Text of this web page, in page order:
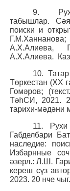
9.
табышлар.
поиски и
А.Х.Алиева,
А.Х.Алиева.
10.
Төркестан (XX
Гомәров;
ТәһСИ, 2021.
тарихи-мәдәни
11.
Габделбари
наследие:
Избарнные
әзерл.: Л.Ш.
кереш сүз
2023. 20 нче